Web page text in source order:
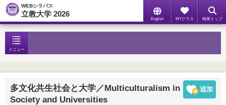
WEBシラバス
立教大学 2026
English MYクラス 検索トップ
メニュー
多文化共生社会と大学／Multiculturalism in
Society and Universities